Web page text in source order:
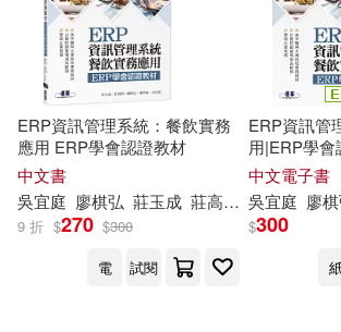
羅伯特．羅柏蘭諾(2)
莊高閔(2)
Josef(1) Poca(1)
Tai Pera(1)
劉宗瑀(小劉醫師)(1)
聯經出版公司(7) 碁峰(5)
小光點(2)
中國主日學協會(1)
化學工業出版社(1) 原水(1)
配送方式 (可複選)
ERP資訊管理系統：餐飲實務
應用 ERP學會認證教材
中文書
吳宜庭 廖棋弘 莊玉成 莊高閔 葉伊庭
9 折 $270 $300
電
試閱
ERP資訊管
用|ERP學
中文電子書
吳宜庭 廖
$300